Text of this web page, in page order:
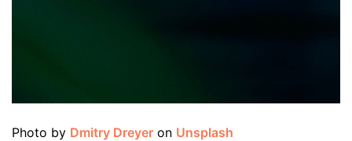
Photo by Dmitry Dreyer on Unsplash